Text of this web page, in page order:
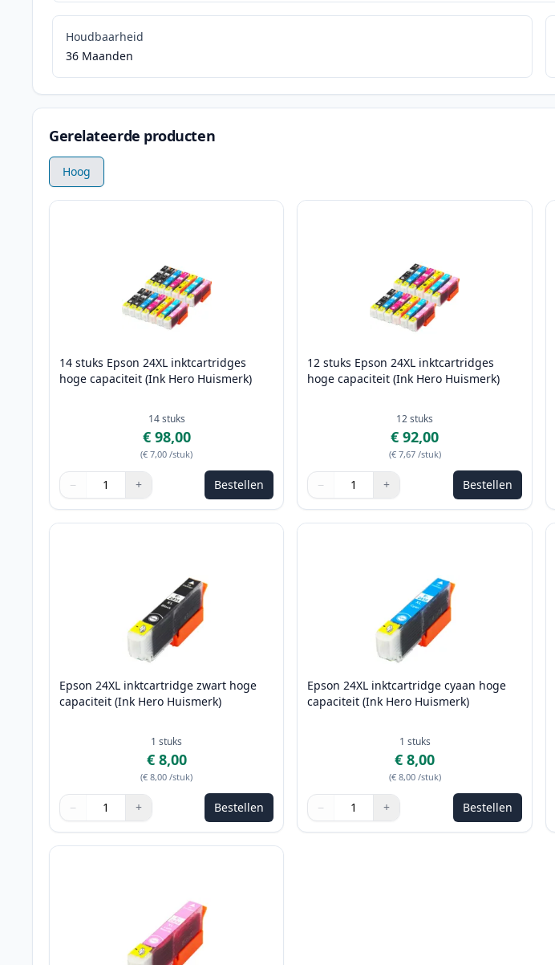
Houdbaarheid
36 Maanden
Gerelateerde producten
Hoog
14 stuks Epson 24XL inktcartridges
hoge capaciteit (Ink Hero Huismerk)
14stuks
€ 98,00
(€ 7,00 /stuk)
Aantal
Gebruik de knoppen om aan te passen
− +
Aantal 1 Bestellen
12 stuks Epson 24XL inktcartridges
hoge capaciteit (Ink Hero Huismerk)
12stuks
€ 92,00
(€ 7,67 /stuk)
Aantal
Gebruik de knoppen om aan te passen
− +
Aantal 1 Bestellen
Epson 24XL inktcartridge zwart hoge
capaciteit (Ink Hero Huismerk)
1 stuks
€ 8,00
(€ 8,00 /stuk)
Aantal
Gebruik de knoppen om aan te passen
− +
Aantal 1 Bestellen
Epson 24XL inktcartridge cyaan hoge
capaciteit (Ink Hero Huismerk)
1 stuks
€ 8,00
(€ 8,00 /stuk)
Aantal
Gebruik de knoppen om aan te passen
− +
Aantal 1 Bestellen